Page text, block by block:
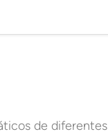
de diferentes